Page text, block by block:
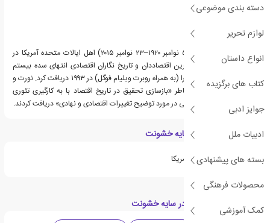
دسته بندی موضوعی
لوازم تحریر
انواع داستان
کتاب های برگزیده
جوایز ادبی
ادبیات ملل
بسته های پیشنهادی
محصولات فرهنگی
کمک آموزشی
داگلاس سیسیل نورت (۵ نوامبر ۱۹۲۰–۲۳ نوامبر ۲۰۱۵) اهل ایالات متحده آمریکا در
زمره مهم ترین و پرنفوذترین اقتصاددان و تاریخ نگاران اقتصادی انتهای سده بیستم
بود.او جایزهٔ نوبل اقتصاد را (به همراه روبرت ویلیام فوگل) در ۱۹۹۳ دریافت کرد. نورت و
فوگل جایزهٔ نوبل را به خاطر «بازسازی تحقیق در تاریخ اقتصاد با به کارگیری تئوری
اقتصادی و روش های کیفی در مورد توضیح تغییرات اقتصادی و نهادی» دریافت کردند.
ویژگی های کتاب در سایه خشونت
از کتاب های پرفروش در آمریکا
دسته بندی های کتاب در سایه خشونت